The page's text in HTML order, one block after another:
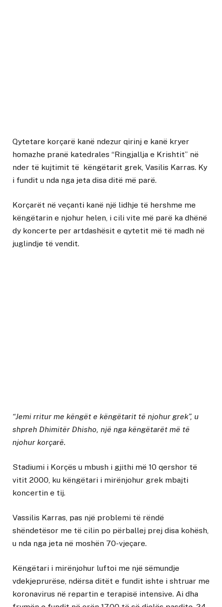
Qytetare korçarë kanë ndezur qirinj e kanë kryer
homazhe pranë katedrales “Ringjallja e Krishtit” në
nder të kujtimit të këngëtarit grek, Vasilis Karras. Ky
i fundit u nda nga jeta disa ditë më parë.
Korçarët në veçanti kanë një lidhje të hershme me
këngëtarin e njohur helen, i cili vite më parë ka dhënë
dy koncerte per artdashësit e qytetit më të madh në
juglindje të vendit.
“Jemi rritur me këngët e këngëtarit të njohur grek”, u
shpreh Dhimitër Dhisho, një nga këngëtarët më të
njohur korçarë.
Stadiumi i Korçës u mbush i gjithi më 10 qershor të
vitit 2000, ku këngëtari i mirënjohur grek mbajti
koncertin e tij.
Vassilis Karras, pas një problemi të rëndë
shëndetësor me të cilin po përballej prej disa kohësh,
u nda nga jeta në moshën 70-vjeçare.
Këngëtari i mirënjohur luftoi me një sëmundje
vdekjeprurëse, ndërsa ditët e fundit ishte i shtruar me
koronavirus në repartin e terapisë intensive. Ai dha